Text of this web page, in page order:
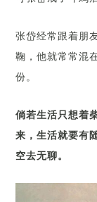
张岱经常跟着朋
鞠，他就常常混
份。
倘若生活只想着
来，生活就要有
空去无聊。